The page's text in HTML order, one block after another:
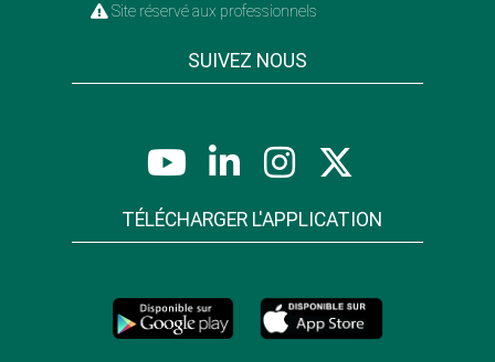
Site réservé aux professionnels
SUIVEZ NOUS
TÉLÉCHARGER L'APPLICATION